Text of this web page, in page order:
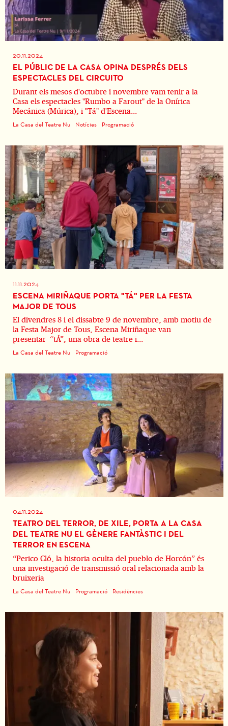
20.11.2024
EL PÚBLIC DE LA CASA OPINA DESPRÉS DELS
ESPECTACLES DEL CIRCUITO
Durant els mesos d'octubre i novembre vam tenir a la
Casa els espectacles "Rumbo a Farout" de la Onírica
Mecánica (Múrica), i "Tá" d'Escena...
La Casa del Teatre Nu Notícies Programació
11.11.2024
ESCENA MIRIÑAQUE PORTA "TÁ" PER LA FESTA
MAJOR DE TOUS
El divendres 8 i el dissabte 9 de novembre, amb motiu de
la Festa Major de Tous, Escena Miriñaque van
presentar “tÁ”, una obra de teatre i...
La Casa del Teatre Nu Programació
04.11.2024
TEATRO DEL TERROR, DE XILE, PORTA A LA CASA
DEL TEATRE NU EL GÈNERE FANTÀSTIC I DEL
TERROR EN ESCENA
“Perico Cló, la historia oculta del pueblo de Horcón” és
una investigació de transmissió oral relacionada amb la
bruixeria
La Casa del Teatre Nu Programació Residències